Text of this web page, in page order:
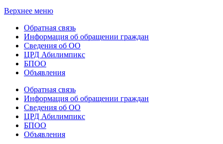
Верхнее меню
Обратная связь
Информация об обращении граждан
Сведения об ОО
ЦРД Абилимпикс
БПОО
Объявления
Обратная связь
Информация об обращении граждан
Сведения об ОО
ЦРД Абилимпикс
БПОО
Объявления